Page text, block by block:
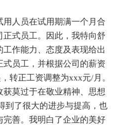
人员在试用期满一个月合
式员工。因此，我特向舒
作能力、态度及表现给出
员工，并根据公司的薪资
转正工资调整为xxx元/月。
莫过于在敬业精神、思想
到了很大的进步与提高，也
善。我明白了企业的美好